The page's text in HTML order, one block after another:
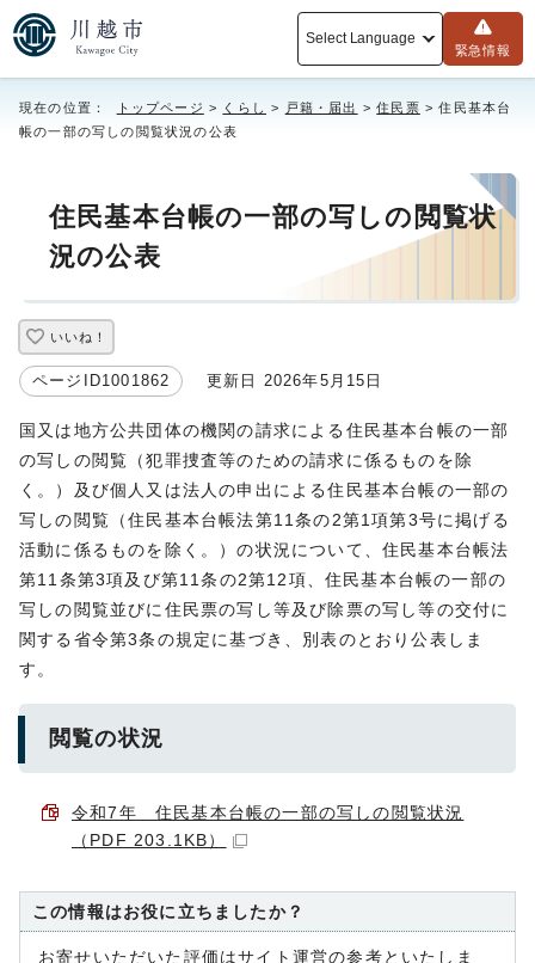
Select Language
緊急情報
現在の位置： トップページ > くらし > 戸籍・届出 >住民票 > 住民基本台
帳の一部の写しの閲覧状況の公表
住民基本台帳の一部の写しの閲覧状
況の公表
いいね！
ページID1001862 更新日 2026年5月15日
国又は地方公共団体の機関の請求による住民基本台帳の一部
の写しの閲覧（犯罪捜査等のための請求に係るものを除
く。）及び個人又は法人の申出による住民基本台帳の一部の
写しの閲覧（住民基本台帳法第11条の2第1項第3号に掲げる
活動に係るものを除く。）の状況について、住民基本台帳法
第11条第3項及び第11条の2第12項、住民基本台帳の一部の
写しの閲覧並びに住民票の写し等及び除票の写し等の交付に
関する省令第3条の規定に基づき、別表のとおり公表しま
す。
閲覧の状況
令和7年 住民基本台帳の一部の写しの閲覧状況
（PDF 203.1KB）
この情報はお役に立ちましたか？
お寄せいただいた評価はサイト運営の参考といたしま